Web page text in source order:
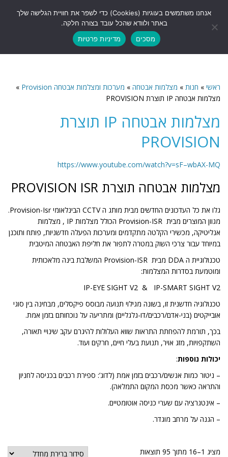
תפריט
ראשי » חנות » מצלמות אבטחה » מערכות ומצלמות אבטחה Provision
»
מצלמות אבטחה IP תוצרת PROVISION
מצלמות אבטחה IP תוצרת
PROVISION
https://www.youtube.com/watch?v=sF–wbAX-MQ
מצלמות אבטחה תוצרת PROVISION ISR
גלו את כל העדכונים החדשים מבית מותג ה CCTV הבינלאומי Provision-Isr.
מגוון המוצרים מבית Provision-ISR הכולל מצלמות IP , מצלמות
אנליטיקה, מכשירי הקלטה מתקדמים ומערכות הפעלה חדשניות, פותח ותוכנן
במיוחד עבור צרכי השוק במטרה לתפור את חליפת האבטחה המיטבית
טכנולוגיית ה DDA מבית Provision-ISR המשלבת בינה מלאכותית
ומוטמעת בסדרות המצלמות:
IP-EYE SIGHT V2 & IP-SMART SIGHT V2
טכנולוגיה חדשנית זו, בשונה מגילוי תנועה מבוסס פיקסלים, מבחינה בין סוגי
אובייקטים (בני-אדם/רכבים/דו-גלגליים) ומתריעה על נוכחותם בזמן אמת.
בכך, תורמת להפחתת התראות שווא העלולות להיגרם עקב שינויי תאורה,
השתקפויות, מזג אויר, תנועת בעלי חיים, חרקים ועוד.
יכולות נוספות:
– ניטור כמות אנשים/רכבים בזמן אמת (לדוג’: ספירת רכבים בכניסה לחניון
והתראה כאשר מכסת המקום התמלאה).
– אינטגרציה עם שערי כניסה אוטומטיים.
– הגנה על מרחב מוגדר.
מציג 1–16 מתוך 95 תוצאות
אנחנו משתמשים בעוגיות (Cookies) כדי לשפר את חוויית הגלישה שלך
באתר ולוודא שהכל עובד בצורה חלקה.
מסכים
מדיניות פרטיות